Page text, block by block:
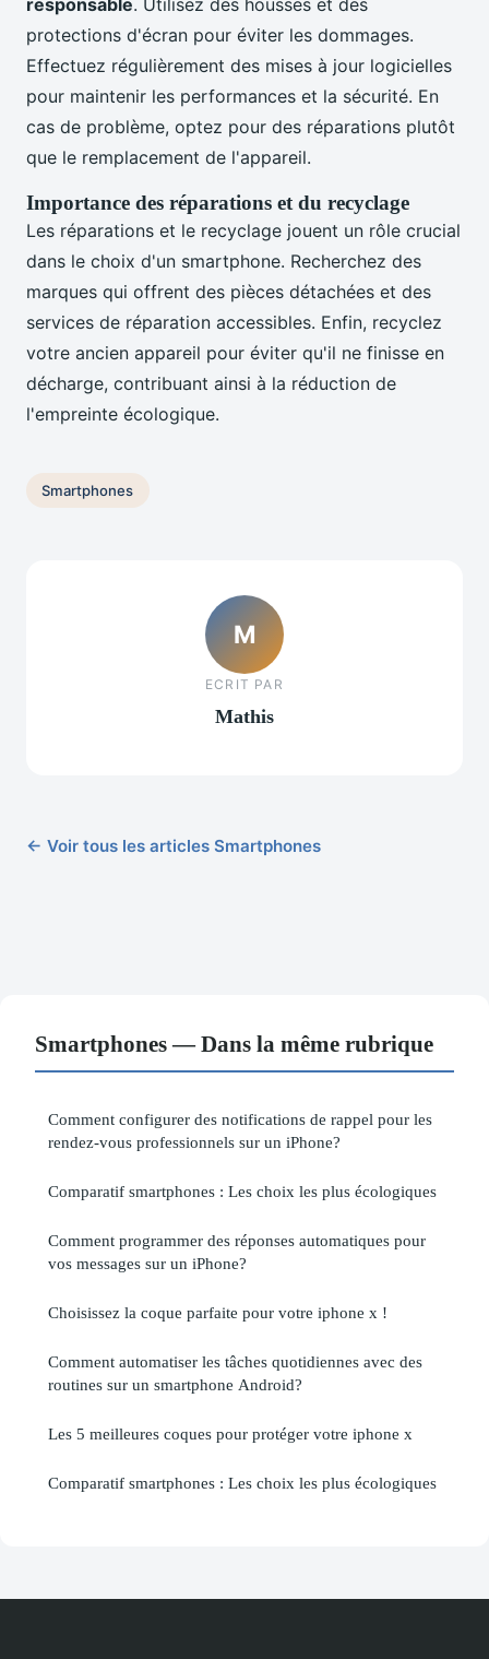
responsable. Utilisez des housses et des
protections d'écran pour éviter les dommages.
Effectuez régulièrement des mises à jour logicielles
pour maintenir les performances et la sécurité. En
cas de problème, optez pour des réparations plutôt
que le remplacement de l'appareil.
Importance des réparations et du recyclage
Les réparations et le recyclage jouent un rôle crucial
dans le choix d'un smartphone. Recherchez des
marques qui offrent des pièces détachées et des
services de réparation accessibles. Enfin, recyclez
votre ancien appareil pour éviter qu'il ne finisse en
décharge, contribuant ainsi à la réduction de
l'empreinte écologique.
Smartphones
M
ECRIT PAR
Mathis
← Voir tous les articles Smartphones
Smartphones — Dans la même rubrique
Comment configurer des notifications de rappel pour les
rendez-vous professionnels sur un iPhone?
Comparatif smartphones : Les choix les plus écologiques
Comment programmer des réponses automatiques pour
vos messages sur un iPhone?
Choisissez la coque parfaite pour votre iphone x !
Comment automatiser les tâches quotidiennes avec des
routines sur un smartphone Android?
Les 5 meilleures coques pour protéger votre iphone x
Comparatif smartphones : Les choix les plus écologiques